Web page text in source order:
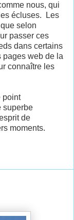
nous, qui
écluses. Les
selon
passer ces
dans certains
pages web de la
connaître les
point
superbe
de
moments.